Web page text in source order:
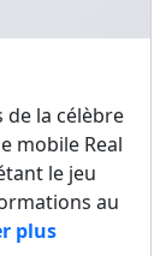
de la célèbre
mobile Real
le jeu
au
plus